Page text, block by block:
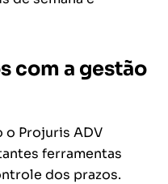
com a gestão
Projuris ADV
ferramentas
dos prazos.